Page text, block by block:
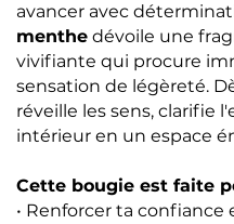
avancer avec
menthe dévoile une
vivifiante qui procure
sensation de légèreté.
réveille les sens, clarifie
intérieur en un espace
Cette bougie est faite
• Renforcer ta confiance